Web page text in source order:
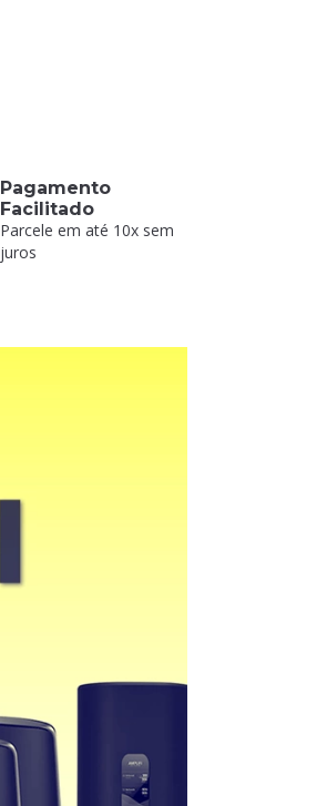
Pagamento
Facilitado
Parcele em até 10x sem
juros